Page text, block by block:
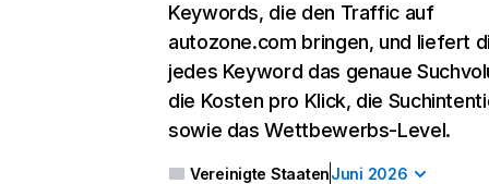
Keywords, die den Traffic auf
autozone.com bringen, und liefert
jedes Keyword das genaue
die Kosten pro Klick, die
sowie das Wettbewerbs-Level.
Vereinigte StaatenJuni 2026